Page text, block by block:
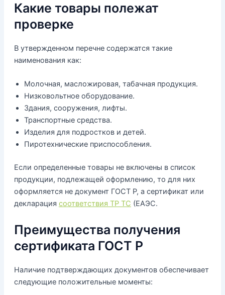
Какие товары полежат
проверке
В утвержденном перечне содержатся такие
наименования как:
Молочная, масложировая, табачная продукция.
Низковольтное оборудование.
Здания, сооружения, лифты.
Транспортные средства.
Изделия для подростков и детей.
Пиротехнические приспособления.
Если определенные товары не включены в список
продукции, подлежащей оформлению, то для них
оформляется не документ ГОСТ Р, а сертификат или
декларация соответствия ТР ТС (ЕАЭС.
Преимущества получения
сертификата ГОСТ Р
Наличие подтверждающих документов обеспечивает
следующие положительные моменты: